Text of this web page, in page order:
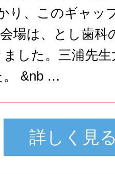
り、このギャッ
場は、とし歯科
した。三浦先
。 &nb …
詳しく見